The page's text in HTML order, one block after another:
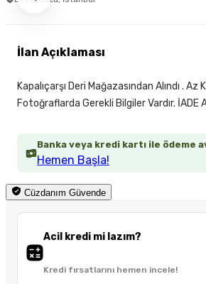
Banka veya kredi kartı ile ödeme
Hemen Başla!
Cüzdanım Güvende
Acil kredi mi lazım?
Kredi fırsatlarını hemen incele!
İlan Açıklaması
Kapalıçarşı Deri Mağazasından Alındı . Az
Fotoğraflarda Gerekli Bilgiler Vardır. İADE